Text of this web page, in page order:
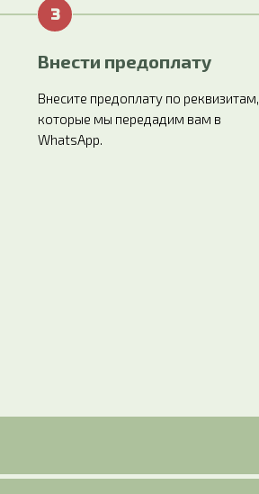
Внести предоплату
Внесите предоплату по реквизитам,
которые мы передадим вам в
WhatsApp.